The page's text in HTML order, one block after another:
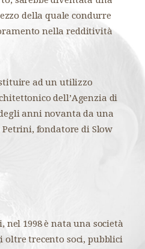
della quale condurre
nella redditività
ad un utilizzo
dell’Agenzia di
anni novanta da una
fondatore di Slow
nel 1998 è nata una società
oltre trecento soci, pubblici